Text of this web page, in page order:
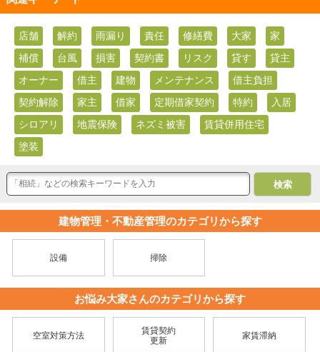
店舗 解約 雨漏り 責任 修繕費 大家
家
補償
台風 損害 契約書 リスク 貸す
貸主
オーナー
借主 建物 メンテナンス
借主負担
契約解除
家主 借家 定期借家契約 特約
入居
シロアリ
地震保険 ネズミ被害
賃貸併用住宅
塗装
建物管理・不動産管理のカテゴリから探す
設備 掃除
お悩み大家さんのカテゴリから探す
空室対策方法
賃貸契約
更新
家賃滞納